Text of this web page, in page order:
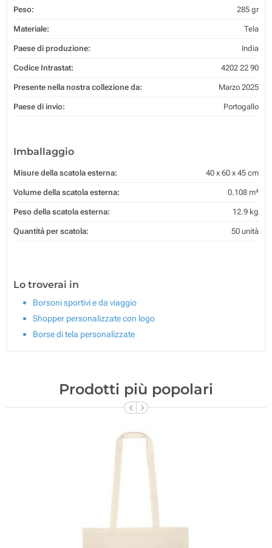
Peso: 285 gr
Materiale: Tela
Paese di produzione: India
Codice Intrastat: 4202 22 90
Presente nella nostra collezione da: Marzo 2025
Paese di invio: Portogallo
Imballaggio
Misure della scatola esterna: 40 x 60 x 45 cm
Volume della scatola esterna: 0.108 m³
Peso della scatola esterna: 12.9 kg
Quantità per scatola: 50 unità
Lo troverai in
Borsoni sportivi e da viaggio
Shopper personalizzate con logo
Borse di tela personalizzate
Prodotti più popolari